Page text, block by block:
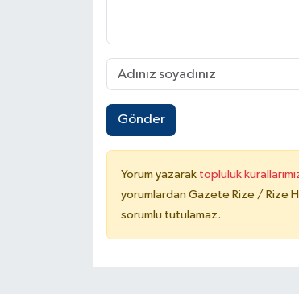
Gönder
Yorum yazarak topluluk
yorumlardan Gazete Rize / Rize
sorumlu tutulamaz.